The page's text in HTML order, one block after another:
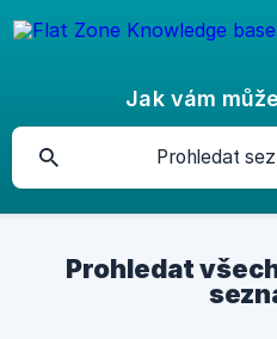
Jak vám
Prohledat